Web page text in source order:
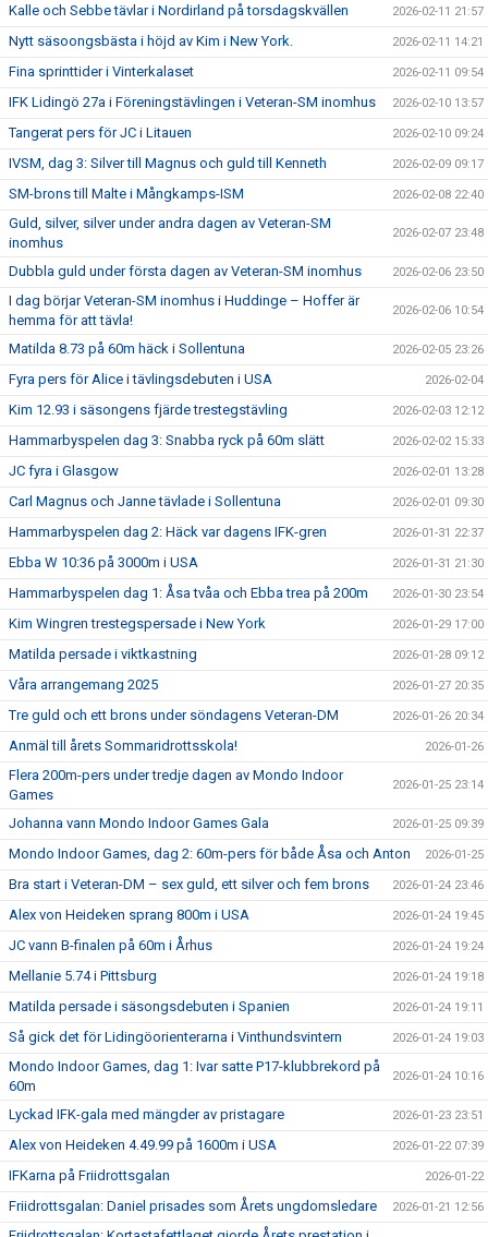
Kalle och Sebbe tävlar i Nordirland på torsdagskvällen 2026-02-11 21:57
Nytt säsoongsbästa i höjd av Kim i New York. 2026-02-11 14:21
Fina sprinttider i Vinterkalaset 2026-02-11 09:54
IFK Lidingö 27a i Föreningstävlingen i Veteran-SM inomhus 2026-02-10 13:57
Tangerat pers för JC i Litauen 2026-02-10 09:24
IVSM, dag 3: Silver till Magnus och guld till Kenneth 2026-02-09 09:17
SM-brons till Malte i Mångkamps-ISM 2026-02-08 22:40
Guld, silver, silver under andra dagen av Veteran-SM
inomhus
2026-02-07 23:48
Dubbla guld under första dagen av Veteran-SM inomhus 2026-02-06 23:50
I dag börjar Veteran-SM inomhus i Huddinge – Hoffer är
hemma för att tävla!
2026-02-06 10:54
Matilda 8.73 på 60m häck i Sollentuna 2026-02-05 23:26
Fyra pers för Alice i tävlingsdebuten i USA 2026-02-04
Kim 12.93 i säsongens fjärde trestegstävling 2026-02-03 12:12
Hammarbyspelen dag 3: Snabba ryck på 60m slätt 2026-02-02 15:33
JC fyra i Glasgow 2026-02-01 13:28
Carl Magnus och Janne tävlade i Sollentuna 2026-02-01 09:30
Hammarbyspelen dag 2: Häck var dagens IFK-gren 2026-01-31 22:37
Ebba W 10:36 på 3000m i USA 2026-01-31 21:30
Hammarbyspelen dag 1: Åsa tvåa och Ebba trea på 200m 2026-01-30 23:54
Kim Wingren trestegspersade i New York 2026-01-29 17:00
Matilda persade i viktkastning 2026-01-28 09:12
Våra arrangemang 2025 2026-01-27 20:35
Tre guld och ett brons under söndagens Veteran-DM 2026-01-26 20:34
Anmäl till årets Sommaridrottsskola! 2026-01-26
Flera 200m-pers under tredje dagen av Mondo Indoor
Games
2026-01-25 23:14
Johanna vann Mondo Indoor Games Gala 2026-01-25 09:39
Mondo Indoor Games, dag 2: 60m-pers för både Åsa och Anton 2026-01-25
Bra start i Veteran-DM – sex guld, ett silver och fem brons 2026-01-24 23:46
Alex von Heideken sprang 800m i USA 2026-01-24 19:45
JC vann B-finalen på 60m i Århus 2026-01-24 19:24
Mellanie 5.74 i Pittsburg 2026-01-24 19:18
Matilda persade i säsongsdebuten i Spanien 2026-01-24 19:11
Så gick det för Lidingöorienterarna i Vinthundsvintern 2026-01-24 19:03
Mondo Indoor Games, dag 1: Ivar satte P17-klubbrekord på
60m
2026-01-24 10:16
Lyckad IFK-gala med mängder av pristagare 2026-01-23 23:51
Alex von Heideken 4.49.99 på 1600m i USA 2026-01-22 07:39
IFKarna på Friidrottsgalan 2026-01-22
Friidrottsgalan: Daniel prisades som Årets ungdomsledare 2026-01-21 12:56